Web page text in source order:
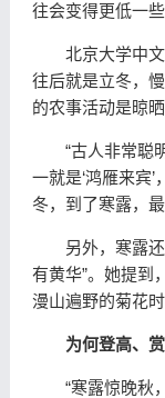
往会变得更低一些
北京大学中文
往后就是立冬，
的农事活动是晾
“古人非常聪明
一就是‘鸿雁来宾
冬，到了寒露，
另外，寒露还
有黄华”。她提到
漫山遍野的菊花
为何登高、赏
“寒露惊晚秋，